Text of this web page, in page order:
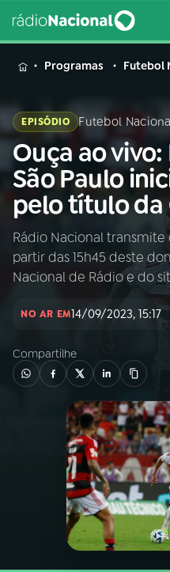
MENU
Buscar
na
Rádio
Nacional
AO
PROGRAMAS
PODCASTS
VIDEOCASTS
Programas Futebol
EPISÓDIO Futebol
Ouça ao
São Paulo
pelo título da
Rádio Nacional
partir das 15h45 deste
Nacional de Rádio e do
NO AR EM14/09/2023, 15:17
Compartilhe